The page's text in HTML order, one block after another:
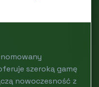
szeroką gamę
nowoczesność z